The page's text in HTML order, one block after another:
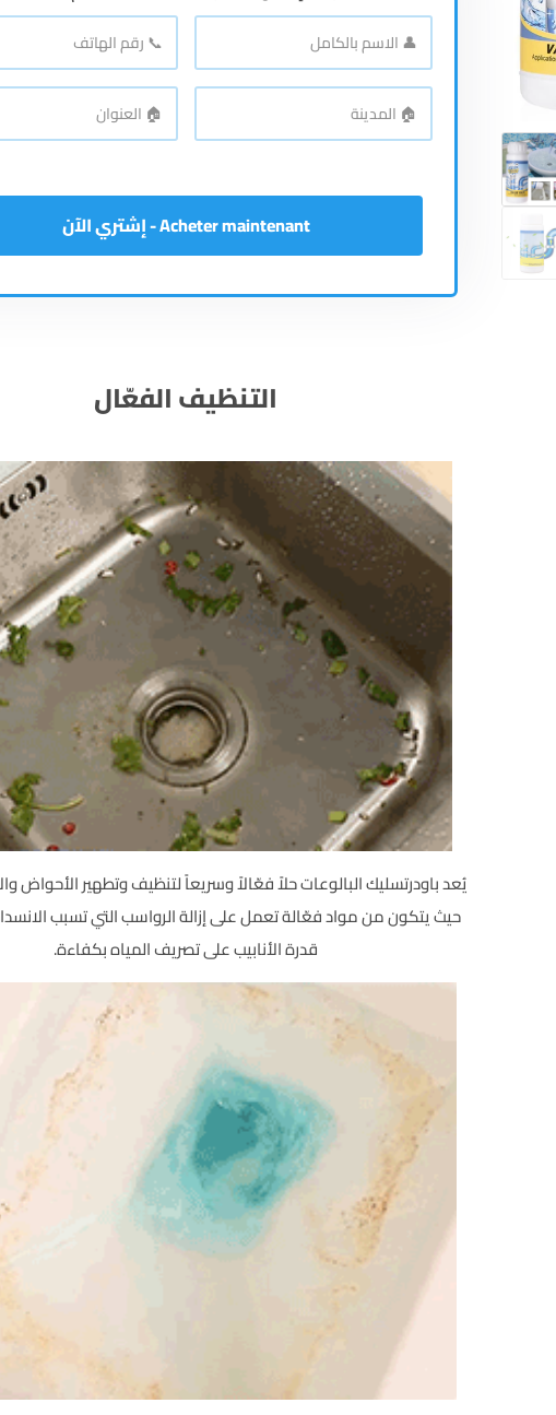
👤
الاسم
بالكامل*
📞
رقم
الهاتف*
🏠
المدينة*
🏠
العنوان*
Acheter maintenant - إشتري الآن
التنظيف الفعّال
يُعد باودرتسليك البالوعات حلاً فعّالاً وسريعاً لتنظيف وتطهير الأحواض
حيث يتكون من مواد فعّالة تعمل على إزالة الرواسب التي تسبب
قدرة الأنابيب على تصريف المياه بكفاءة.